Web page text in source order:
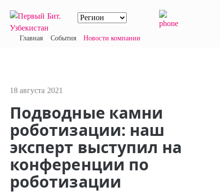
Главная События Новости компании
18 августа 2021
Подводные камни
роботизации: наш
эксперт выступил на
конференции по
роботизации